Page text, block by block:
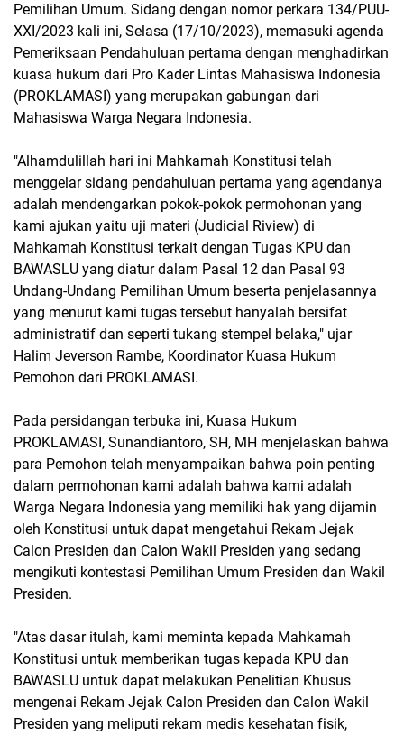
Pemilihan Umum. Sidang dengan nomor perkara 134/PUU-
XXI/2023 kali ini, Selasa (17/10/2023), memasuki agenda
Pemeriksaan Pendahuluan pertama dengan menghadirkan
kuasa hukum dari Pro Kader Lintas Mahasiswa Indonesia
(PROKLAMASI) yang merupakan gabungan dari
Mahasiswa Warga Negara Indonesia.
"Alhamdulillah hari ini Mahkamah Konstitusi telah
menggelar sidang pendahuluan pertama yang agendanya
adalah mendengarkan pokok-pokok permohonan yang
kami ajukan yaitu uji materi (Judicial Riview) di
Mahkamah Konstitusi terkait dengan Tugas KPU dan
BAWASLU yang diatur dalam Pasal 12 dan Pasal 93
Undang-Undang Pemilihan Umum beserta penjelasannya
yang menurut kami tugas tersebut hanyalah bersifat
administratif dan seperti tukang stempel belaka," ujar
Halim Jeverson Rambe, Koordinator Kuasa Hukum
Pemohon dari PROKLAMASI.
Pada persidangan terbuka ini, Kuasa Hukum
PROKLAMASI, Sunandiantoro, SH, MH menjelaskan bahwa
para Pemohon telah menyampaikan bahwa poin penting
dalam permohonan kami adalah bahwa kami adalah
Warga Negara Indonesia yang memiliki hak yang dijamin
oleh Konstitusi untuk dapat mengetahui Rekam Jejak
Calon Presiden dan Calon Wakil Presiden yang sedang
mengikuti kontestasi Pemilihan Umum Presiden dan Wakil
Presiden.
"Atas dasar itulah, kami meminta kepada Mahkamah
Konstitusi untuk memberikan tugas kepada KPU dan
BAWASLU untuk dapat melakukan Penelitian Khusus
mengenai Rekam Jejak Calon Presiden dan Calon Wakil
Presiden yang meliputi rekam medis kesehatan fisik,